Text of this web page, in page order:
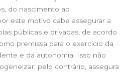
do nascimento ao
este motivo cabe assegurar a
públicas e privadas, de acordo
premissa para o exercício da
e da autonomia. Isso não
pelo contrário, assegura